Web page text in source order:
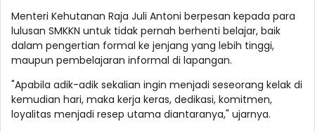
Menteri Kehutanan Raja Juli Antoni berpesan kepada para
lulusan SMKKN untuk tidak pernah berhenti belajar, baik
dalam pengertian formal ke jenjang yang lebih tinggi,
maupun pembelajaran informal di lapangan.
"Apabila adik-adik sekalian ingin menjadi seseorang kelak di
kemudian hari, maka kerja keras, dedikasi, komitmen,
loyalitas menjadi resep utama diantaranya," ujarnya.